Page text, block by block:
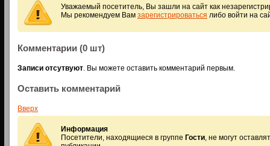
Уважаемый посетитель, Вы зашли на сайт как
Мы рекомендуем Вам зарегистрироваться либо войти на
Комментарии (0 шт)
Записи отсутвуют. Вы можете оставить комментарий первым.
Оставить комментарий
Вверх
Информация
Посетители, находящиеся в группе Гости, не могут